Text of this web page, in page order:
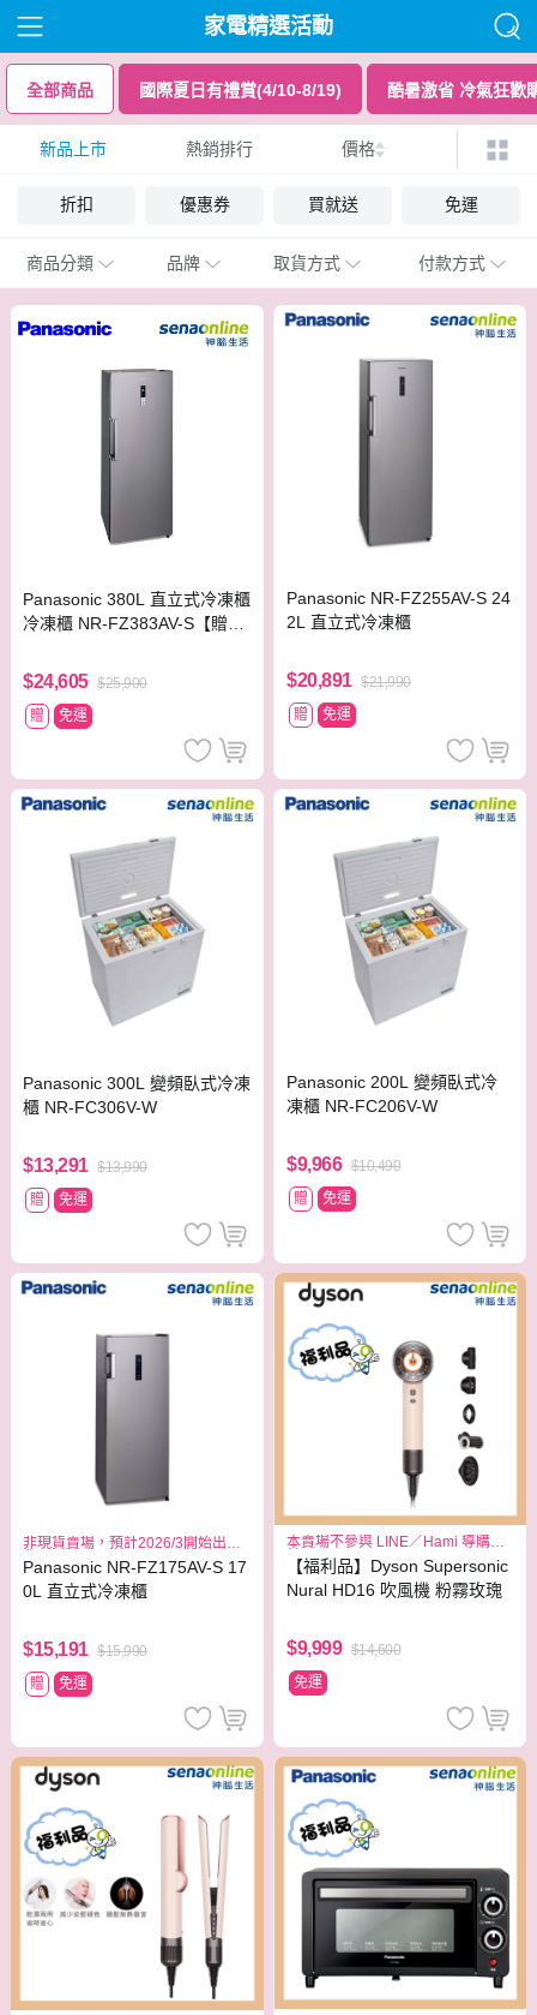
家電精選活動
全部商品 國際夏日有禮賞(4/10-8/19) 酷暑激省 冷氣狂歡
新品上市 熱銷排行 價格
折扣 優惠券 買就送 免運
商品分類 品牌 取貨方式 付款方式
Panasonic 380L 直立式冷凍櫃
冷凍櫃 NR-FZ383AV-S【贈基
$24,605 $25,900
贈
免運
Panasonic NR-FZ255AV-S 24
2L 直立式冷凍櫃
$20,891 $21,990
贈
免運
Panasonic 300L 變頻臥式冷凍
櫃 NR-FC306V-W
$13,291 $13,990
贈
免運
Panasonic 200L 變頻臥式冷
凍櫃 NR-FC206V-W
$9,966 $10,490
贈
免運
非現貨賣場，預計2026/3開始出
Panasonic NR-FZ175AV-S 17
0L 直立式冷凍櫃
$15,191 $15,990
贈
免運
本賣場不參與 LINE／Hami 導購回
饋【福利品】Dyson Supersonic
Nural HD16 吹風機 粉霧玫瑰
$9,999 $14,600
免運